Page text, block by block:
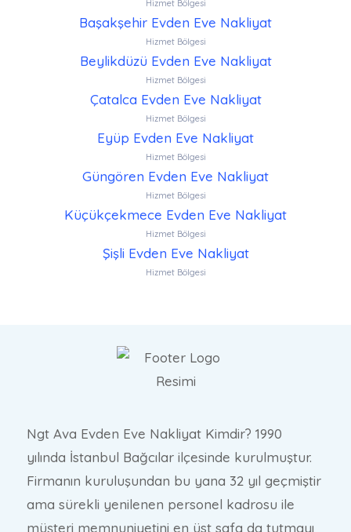
Hizmet Bölgesi
Başakşehir Evden Eve Nakliyat
Hizmet Bölgesi
Beylikdüzü Evden Eve Nakliyat
Hizmet Bölgesi
Çatalca Evden Eve Nakliyat
Hizmet Bölgesi
Eyüp Evden Eve Nakliyat
Hizmet Bölgesi
Güngören Evden Eve Nakliyat
Hizmet Bölgesi
Küçükçekmece Evden Eve Nakliyat
Hizmet Bölgesi
Şişli Evden Eve Nakliyat
Hizmet Bölgesi
Ngt Ava Evden Eve Nakliyat Kimdir? 1990
yılında İstanbul Bağcılar ilçesinde kurulmuştur.
Firmanın kuruluşundan bu yana 32 yıl geçmiştir
ama sürekli yenilenen personel kadrosu ile
müşteri memnuniyetini en üst safa da tutmayı